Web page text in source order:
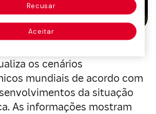
os cenários
mundiais de acordo com
da situação
As informações mostram
Recusar
Aceitar